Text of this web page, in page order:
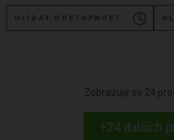
HLÍDAT DOSTUPNOST
Zobrazuje se 24
+24 dalších